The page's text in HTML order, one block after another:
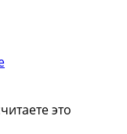
это